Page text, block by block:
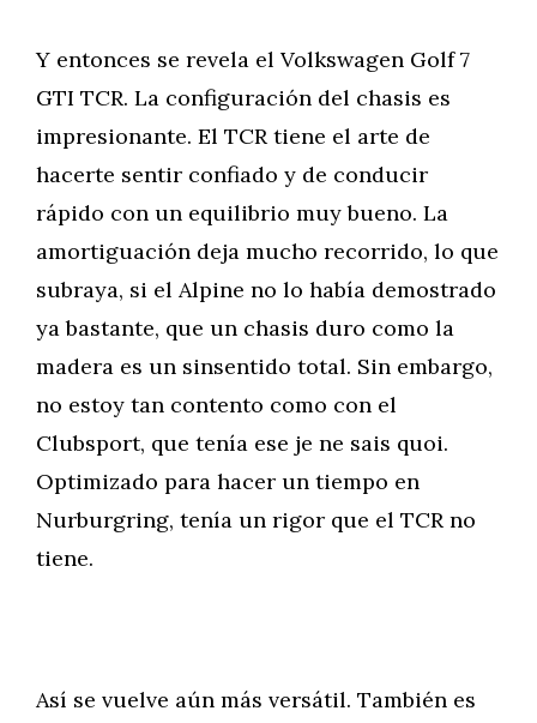
Y entonces se revela el Volkswagen Golf 7
GTI TCR. La configuración del chasis es
impresionante. El TCR tiene el arte de
hacerte sentir confiado y de conducir
rápido con un equilibrio muy bueno. La
amortiguación deja mucho recorrido, lo que
subraya, si el Alpine no lo había demostrado
ya bastante, que un chasis duro como la
madera es un sinsentido total. Sin embargo,
no estoy tan contento como con el
Clubsport, que tenía ese je ne sais quoi.
Optimizado para hacer un tiempo en
Nurburgring, tenía un rigor que el TCR no
tiene.
Así se vuelve aún más versátil. También es